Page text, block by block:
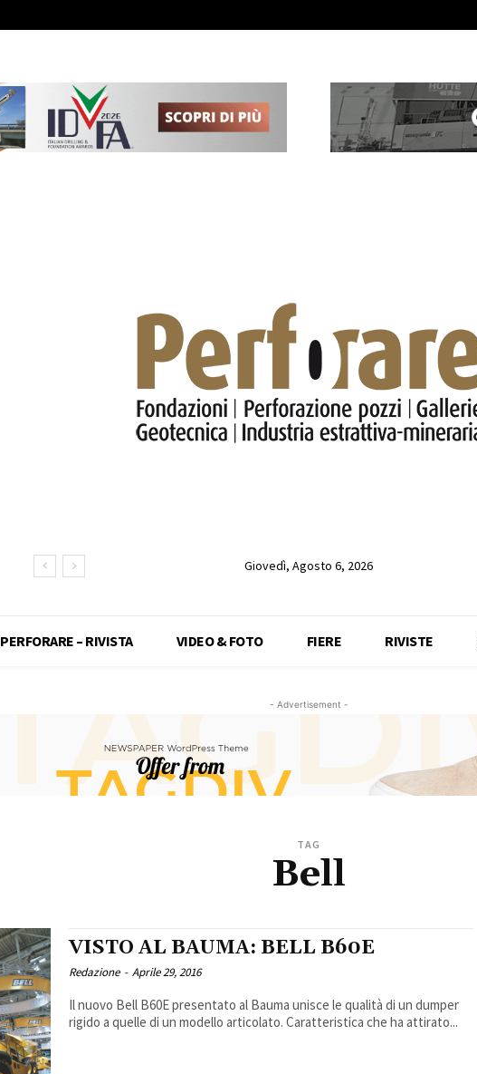
Giovedì, Agosto 6, 2026
PERFORARE – RIVISTA VIDEO & FOTO FIERE RIVISTE
- Advertisement -
TAG
Bell
VISTO AL BAUMA: BELL B60E
Redazione - Aprile 29, 2016
Il nuovo Bell B60E presentato al Bauma unisce le qualità di un dumper
rigido a quelle di un modello articolato. Caratteristica che ha attirato...